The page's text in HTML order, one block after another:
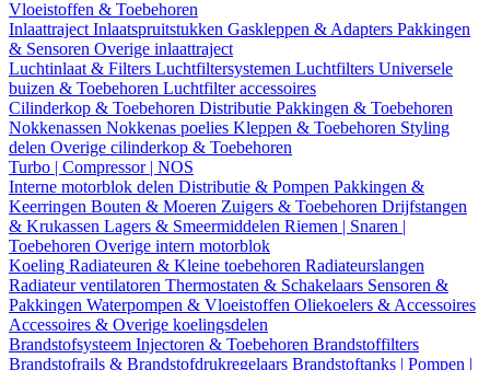
Vloeistoffen & Toebehoren
Inlaattraject Inlaatspruitstukken Gaskleppen & Adapters Pakkingen
& Sensoren Overige inlaattraject
Luchtinlaat & Filters Luchtfiltersystemen Luchtfilters Universele
buizen & Toebehoren Luchtfilter accessoires
Cilinderkop & Toebehoren Distributie Pakkingen & Toebehoren
Nokkenassen Nokkenas poelies Kleppen & Toebehoren Styling
delen Overige cilinderkop & Toebehoren
Turbo | Compressor | NOS
Interne motorblok delen Distributie & Pompen Pakkingen &
Keerringen Bouten & Moeren Zuigers & Toebehoren Drijfstangen
& Krukassen Lagers & Smeermiddelen Riemen | Snaren |
Toebehoren Overige intern motorblok
Koeling Radiateuren & Kleine toebehoren Radiateurslangen
Radiateur ventilatoren Thermostaten & Schakelaars Sensoren &
Pakkingen Waterpompen & Vloeistoffen Oliekoelers & Accessoires
Accessoires & Overige koelingsdelen
Brandstofsysteem Injectoren & Toebehoren Brandstoffilters
Brandstofrails & Brandstofdrukregelaars Brandstoftanks | Pompen |